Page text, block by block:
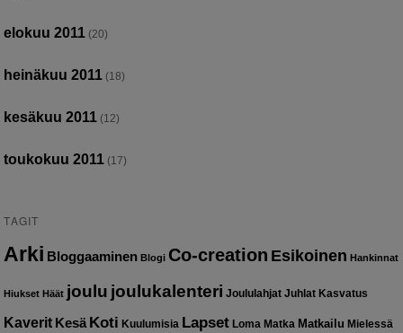
elokuu 2011 (20)
heinäkuu 2011 (18)
kesäkuu 2011 (12)
toukokuu 2011 (17)
TAGIT
Arki Bloggaaminen Blogi Co-creation Esikoinen Hankinnat
Hiukset Häät joulu joulukalenteri Joululahjat Juhlat Kasvatus
Kaverit Kesä Koti Kuulumisia Lapset Loma Matka Matkailu Mielessä